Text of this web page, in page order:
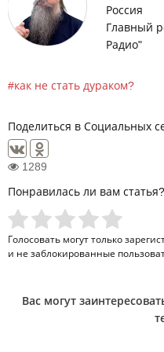
Россия
Главный
Радио"
как не стать дураком?
Поделиться в Социальных
1289
Понравилась ли вам статья?
Голосовать могут только
и не заблокированные
Вас могут